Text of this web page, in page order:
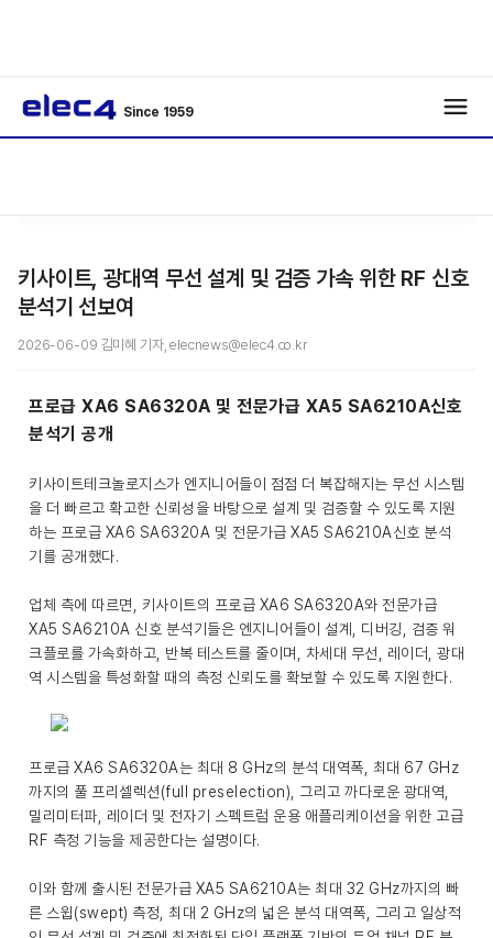
Since 1959
키사이트, 광대역 무선 설계 및 검증 가속 위한 RF 신호
분석기 선보여
2026-06-09 김미혜 기자, elecnews@elec4.co.kr
프로급 XA6 SA6320A 및 전문가급 XA5 SA6210A신호
분석기 공개
키사이트테크놀로지스가 엔지니어들이 점점 더 복잡해지는 무선 시스템
을 더 빠르고 확고한 신뢰성을 바탕으로 설계 및 검증할 수 있도록 지원
하는 프로급 XA6 SA6320A 및 전문가급 XA5 SA6210A신호 분석
기를 공개했다.
업체 측에 따르면, 키사이트의 프로급 XA6 SA6320A와 전문가급
XA5 SA6210A 신호 분석기들은 엔지니어들이 설계, 디버깅, 검증 워
크플로를 가속화하고, 반복 테스트를 줄이며, 차세대 무선, 레이더, 광대
역 시스템을 특성화할 때의 측정 신뢰도를 확보할 수 있도록 지원한다.
프로급 XA6 SA6320A는 최대 8 GHz의 분석 대역폭, 최대 67 GHz
까지의 풀 프리셀렉션(full preselection), 그리고 까다로운 광대역,
밀리미터파, 레이더 및 전자기 스펙트럼 운용 애플리케이션을 위한 고급
RF 측정 기능을 제공한다는 설명이다.
이와 함께 출시된 전문가급 XA5 SA6210A는 최대 32 GHz까지의 빠
른 스윕(swept) 측정, 최대 2 GHz의 넓은 분석 대역폭, 그리고 일상적